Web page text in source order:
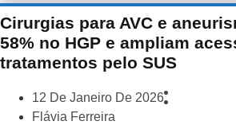
Cirurgias para AVC e
58% no HGP e ampliam
tratamentos pelo SUS
12 De Janeiro De 2026
Flávia Ferreira